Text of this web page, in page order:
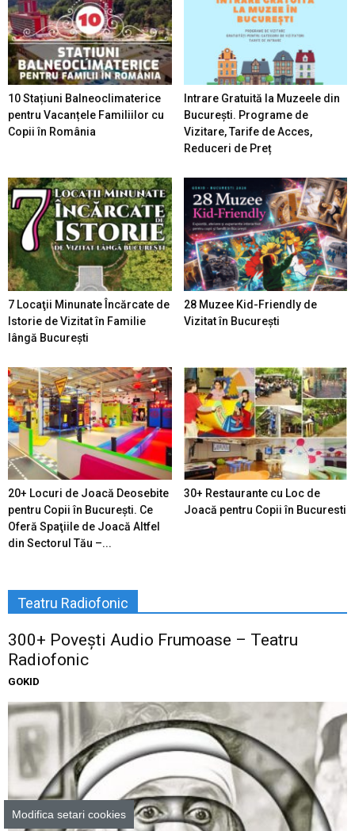
10 Stațiuni Balneoclimaterice
pentru Vacanțele Familiilor cu
Copii în România
Intrare Gratuită la Muzeele din
București. Programe de
Vizitare, Tarife de Acces,
Reduceri de Preț
7 Locaţii Minunate Încărcate de
Istorie de Vizitat în Familie
lângă București
28 Muzee Kid-Friendly de
Vizitat în București
20+ Locuri de Joacă Deosebite
pentru Copii în Bucureşti. Ce
Oferă Spaţiile de Joacă Altfel
din Sectorul Tău –...
30+ Restaurante cu Loc de
Joacă pentru Copii în Bucuresti
Teatru Radiofonic
300+ Povești Audio Frumoase – Teatru
Radiofonic
GOKID
Modifica setari cookies